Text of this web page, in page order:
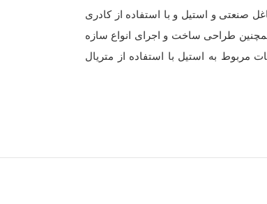
صنعتی و استیل و با استفاده از کادری
طراحی ساخت و اجرای انواع سازه
به استیل با استفاده از متریال